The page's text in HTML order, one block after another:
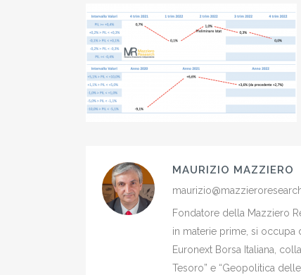
MAURIZIO MAZZIERO
Fondatore della Mazziero
in materie prime, si occupa
Euronext Borsa Italiana,
Tesoro” e “Geopolitica